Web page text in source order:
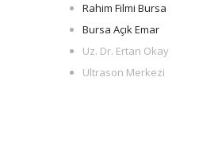
Rahim Filmi Bursa
Bursa Açık Emar
Uz. Dr. Ertan Okay
Ultrason Merkezi